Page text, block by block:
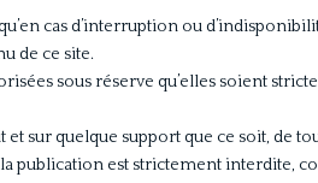
cas d’interruption ou
de ce site.
sous réserve qu’elles soient
quelque support que ce soit, de
publication est strictement interdite,